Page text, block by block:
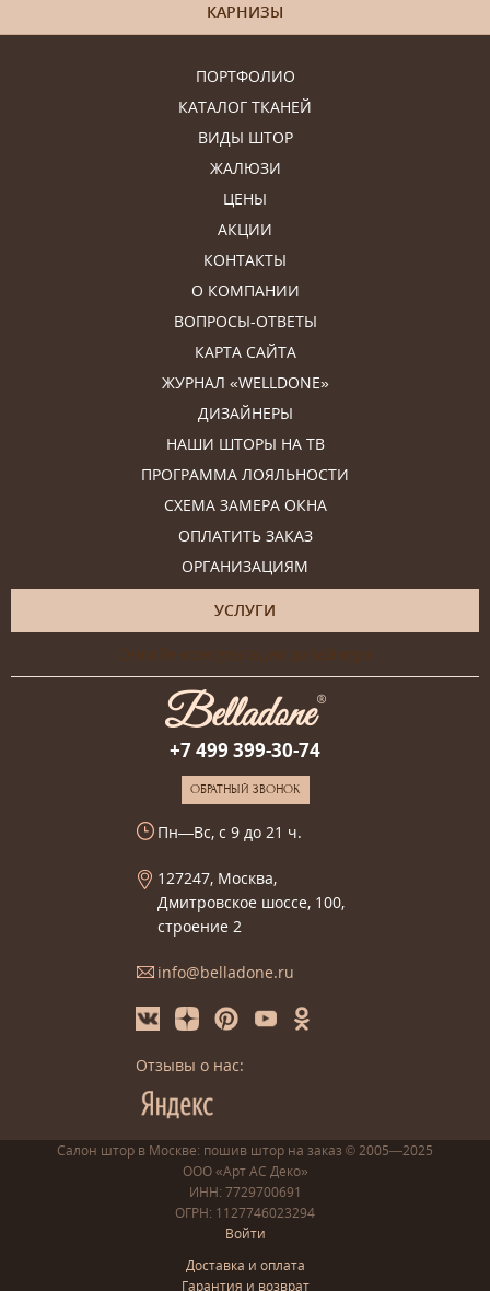
ПОРТФОЛИО
КАТАЛОГ ТКАНЕЙ
ВИДЫ ШТОР
ЖАЛЮЗИ
ЦЕНЫ
АКЦИИ
КОНТАКТЫ
О КОМПАНИИ
ВОПРОСЫ-ОТВЕТЫ
КАРТА САЙТА
ЖУРНАЛ «WELLDONE»
ДИЗАЙНЕРЫ
НАШИ ШТОРЫ НА ТВ
ПРОГРАММА ЛОЯЛЬНОСТИ
СХЕМА ЗАМЕРА ОКНА
ОПЛАТИТЬ ЗАКАЗ
ОРГАНИЗАЦИЯМ
УСЛУГИ
Онлайн-консультация дизайнера
КАРНИЗЫ
+7 499 399-30-74
ОБРАТНЫЙ ЗВОНОК
Пн—Вс, с 9 до 21 ч.
127247, Москва,
Дмитровское шоссе, 100,
строение 2
info@belladone.ru
Отзывы о нас:
Салон штор в Москве: пошив штор на заказ © 2005—2025
ООО «Арт АС Деко»
ИНН: 7729700691
ОГРН: 1127746023294
Войти
Доставка и оплата
Гарантия и возврат